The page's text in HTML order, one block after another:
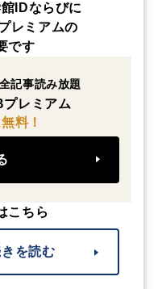
IDならびに
レミアムの
です
記事読み放題
レミアム
料！
こちら
を読む